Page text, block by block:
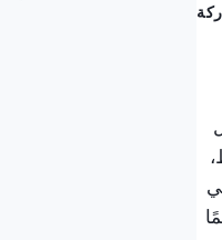
وحدة في